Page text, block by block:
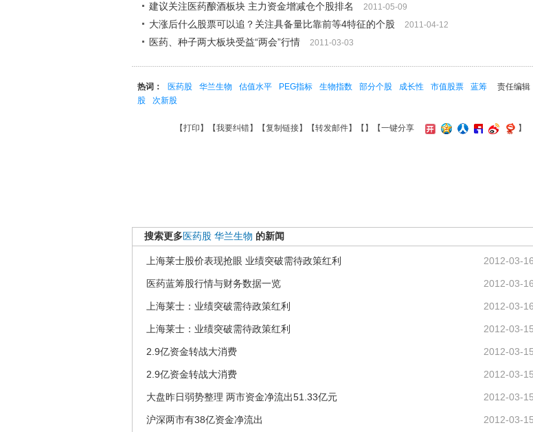
建议关注医药酿酒板块 主力资金增减仓个股排名
2011-05-09
大涨后什么股票可以追？关注具备量比靠前等4特征的个股 2011-04-12
医药、种子两大板块受益“两会”行情 2011-03-03
责任编辑
热词： 医药股 华兰生物 估值水平 PEG指标 生物指数 部分个股 成长性 市值股票
蓝筹
股
次新股
【打印 】【我要纠错】【复制链接】【转发邮件】【 】 【一键分享 】
搜索更多 医药股 华兰生物 的新闻
2012-03-
上海莱士股价表现抢眼 业绩突破需待政策红利
2012-03-
医药蓝筹股行情与财务数据一览
2012-03-
上海莱士：业绩突破需待政策红利
2012-03-
上海莱士：业绩突破需待政策红利
2012-03-
2.9亿资金转战大消费
2012-03-
2.9亿资金转战大消费
2012-03-
大盘昨日弱势整理 两市资金净流出51.33亿元
2012-03-
沪深两市有38亿资金净流出